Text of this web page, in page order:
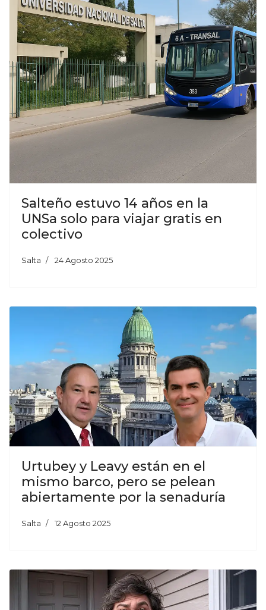
Salteño estuvo 14 años en la
UNSa solo para viajar gratis en
colectivo
Salta 24 Agosto 2025
Urtubey y Leavy están en el
mismo barco, pero se pelean
abiertamente por la senaduría
Salta 12 Agosto 2025